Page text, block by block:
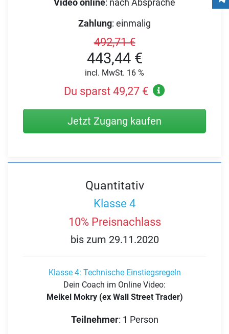
Video online: nach Absprache
Zahlung: einmalig
492,71 €
443,44 €
incl. MwSt. 16 %
Du sparst 49,27 €
Jetzt Zugang kaufen
Quantitativ
Klasse 4
10% Preisnachlass
bis zum 29.11.2020
Klasse 4: Technische Einstiegsregeln
Dein Coach im Online Video:
Meikel Mokry (ex Wall Street Trader)
Teilnehmer: 1 Person